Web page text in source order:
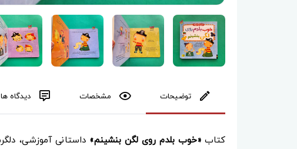
توضیحات مشخصات دیدگاه ها
کتاب«خوب بلدم روی لگن بنشینم» داستانی آموزشی،